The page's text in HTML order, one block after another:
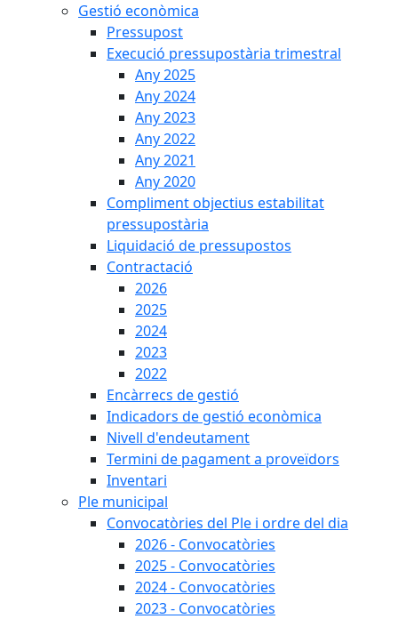
Gestió econòmica
Pressupost
Execució pressupostària trimestral
Any 2025
Any 2024
Any 2023
Any 2022
Any 2021
Any 2020
Compliment objectius estabilitat
pressupostària
Liquidació de pressupostos
Contractació
2026
2025
2024
2023
2022
Encàrrecs de gestió
Indicadors de gestió econòmica
Nivell d'endeutament
Termini de pagament a proveïdors
Inventari
Ple municipal
Convocatòries del Ple i ordre del dia
2026 - Convocatòries
2025 - Convocatòries
2024 - Convocatòries
2023 - Convocatòries